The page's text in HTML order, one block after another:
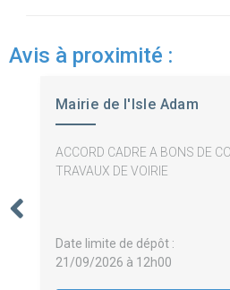
Avis à proximité :
Mairie de l'Isle Adam
ACCORD CADRE A BONS DE
TRAVAUX DE VOIRIE
Date limite de dépôt :
21/09/2026 à 12h00